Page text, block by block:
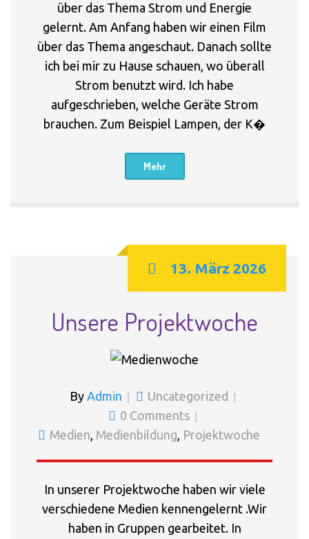
über das Thema Strom und Energie
gelernt. Am Anfang haben wir einen Film
über das Thema angeschaut. Danach sollte
ich bei mir zu Hause schauen, wo überall
Strom benutzt wird. Ich habe
aufgeschrieben, welche Geräte Strom
brauchen. Zum Beispiel Lampen, der K�
Mehr
13. März 2026
Unsere Projektwoche
By Admin
Uncategorized
0 Comments
Medien Medienbildung Projektwoche
In unserer Projektwoche haben wir viele
verschiedene Medien kennengelernt .Wir
haben in Gruppen gearbeitet. In